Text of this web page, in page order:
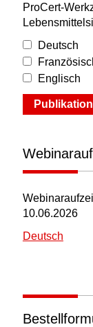
ProCert-
Deutsch
Englisch
10.06.2026
Deutsch